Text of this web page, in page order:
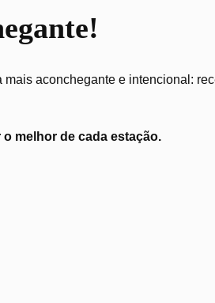
aconchegante e intencional:
melhor de cada estação.